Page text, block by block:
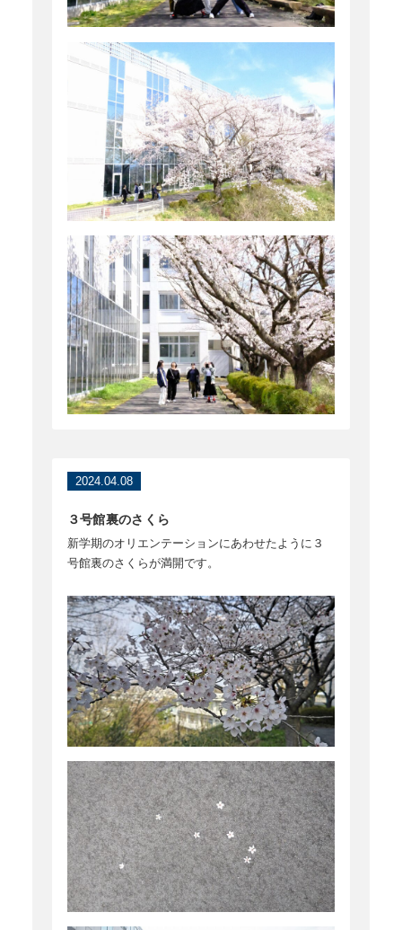
2024.04.08
３号館裏のさくら
新学期のオリエンテーションにあわせたように３
号館裏のさくらが満開です。